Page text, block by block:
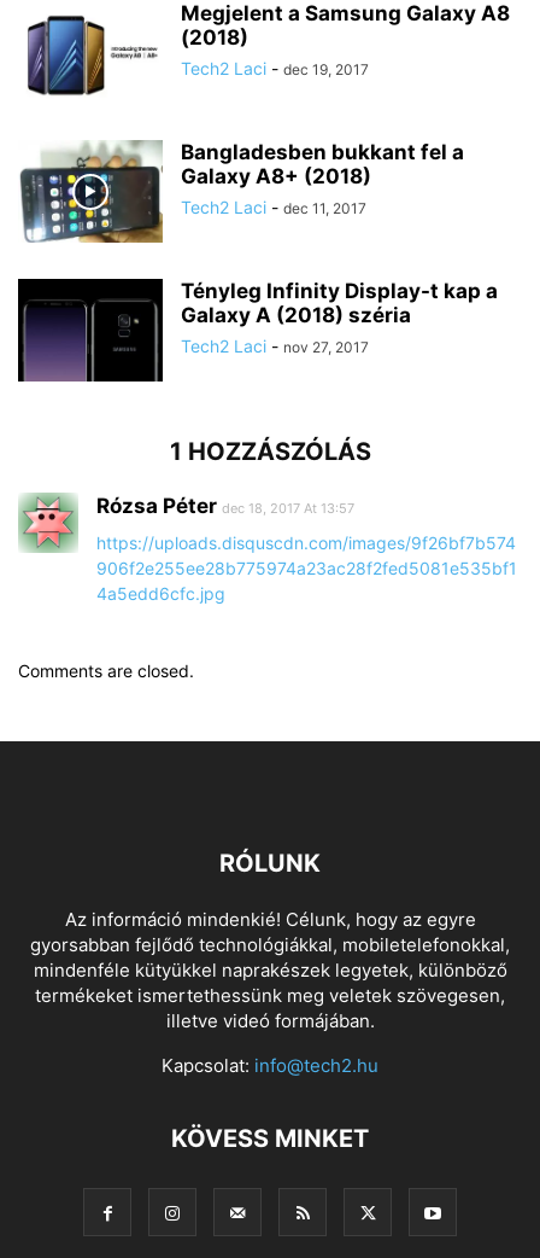
Megjelent a Samsung Galaxy A8
(2018)
Tech2 Laci - dec 19, 2017
Bangladesben bukkant fel a
Galaxy A8+ (2018)
Tech2 Laci - dec 11, 2017
Tényleg Infinity Display-t kap a
Galaxy A (2018) széria
Tech2 Laci - nov 27, 2017
1 HOZZÁSZÓLÁS
Rózsa Péter dec 18, 2017 At 13:57
https://uploads.disquscdn.com/images/9f26bf7b574
906f2e255ee28b775974a23ac28f2fed5081e535bf1
4a5edd6cfc.jpg
Comments are closed.
RÓLUNK
Az információ mindenkié! Célunk, hogy az egyre
gyorsabban fejlődő technológiákkal, mobiletelefonokkal,
mindenféle kütyükkel naprakészek legyetek, különböző
termékeket ismertethessünk meg veletek szövegesen,
illetve videó formájában.
Kapcsolat: info@tech2.hu
KÖVESS MINKET